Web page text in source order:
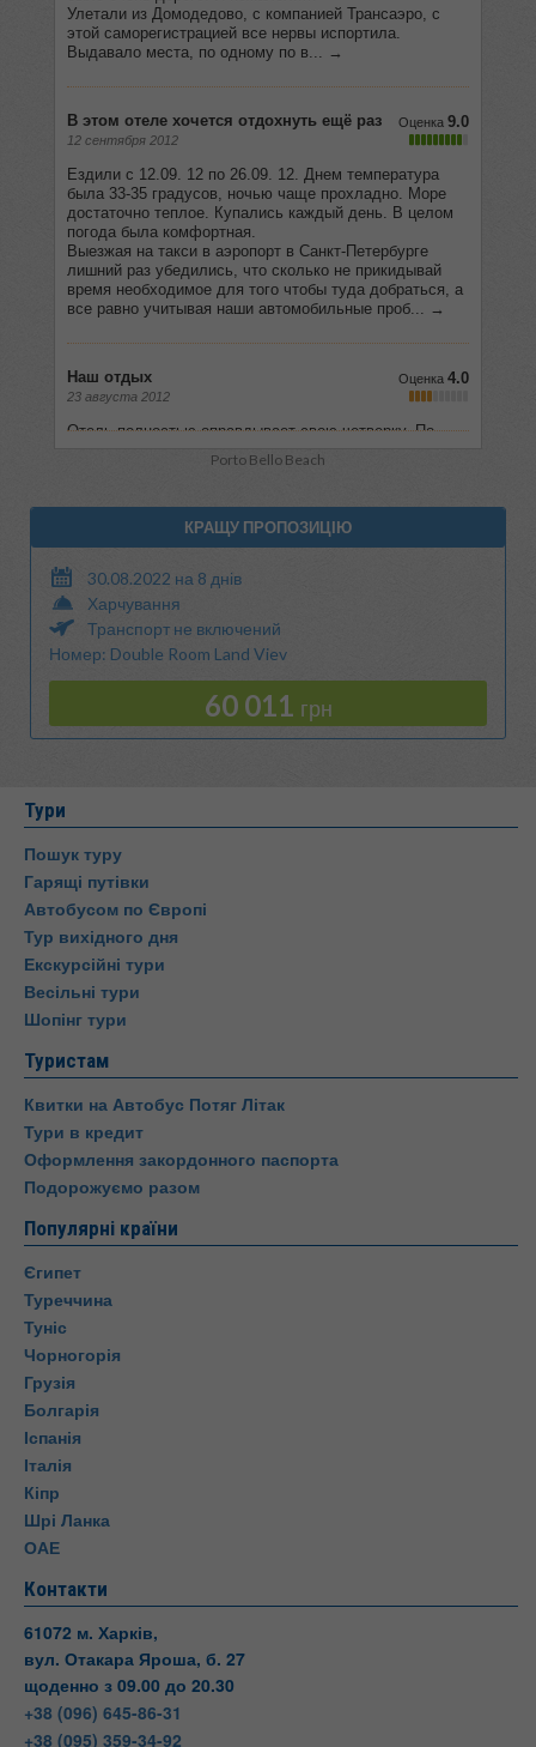
Porto Bello Beach
КРАЩУ ПРОПОЗИЦІЮ
30.08.2022 на 8 днів
Харчування
Транспорт не включений
Номер: Double Room Land Viev
60 011 грн
Тури
Пошук туру
Гарящі путівки
Автобусом по Європі
Тур вихідного дня
Екскурсійні тури
Весільні тури
Шопінг тури
Туристам
Квитки на Автобус Потяг Літак
Тури в кредит
Оформлення закордонного паспорта
Подорожуємо разом
Популярні країни
Єгипет
Туреччина
Туніс
Чорногорія
Грузія
Болгарія
Іспанія
Італія
Кіпр
Шрі Ланка
ОАЕ
Контакти
61072 м. Харків,
вул. Отакара Яроша, б. 27
щоденно з 09.00 до 20.30
+38 (096) 645-86-31
+38 (095) 359-34-92